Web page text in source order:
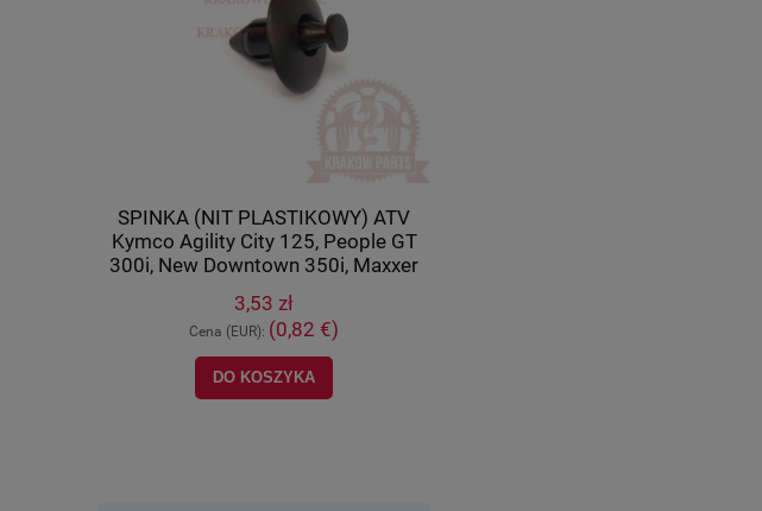
SPINKA (NIT PLASTIKOWY) ATV
Kymco Agility City 125, People GT
300i, New Downtown 350i, Maxxer
90652-LCA4-E00
3,53 zł
Cena (EUR): (0,82 €)
DO KOSZYKA